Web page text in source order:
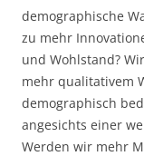
demographische
zu mehr
und Wohlstand?
mehr qualitativem
demographisch
angesichts einer
Werden wir mehr